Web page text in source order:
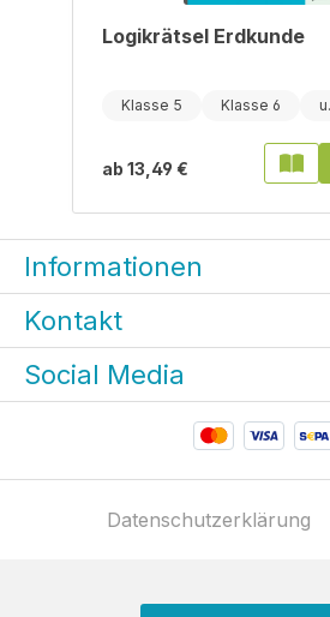
Logikrätsel Erdkunde
Klasse 5 Klasse 6
ab 13,49 €
Informationen
Kontakt
Social Media
Datenschutzerklärung